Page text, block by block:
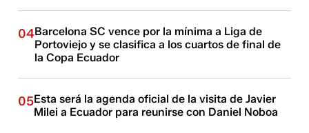
04Barcelona SC vence por la mínima a Liga de
Portoviejo y se clasifica a los cuartos de final de
la Copa Ecuador
05Esta será la agenda oficial de la visita de Javier
Milei a Ecuador para reunirse con Daniel Noboa